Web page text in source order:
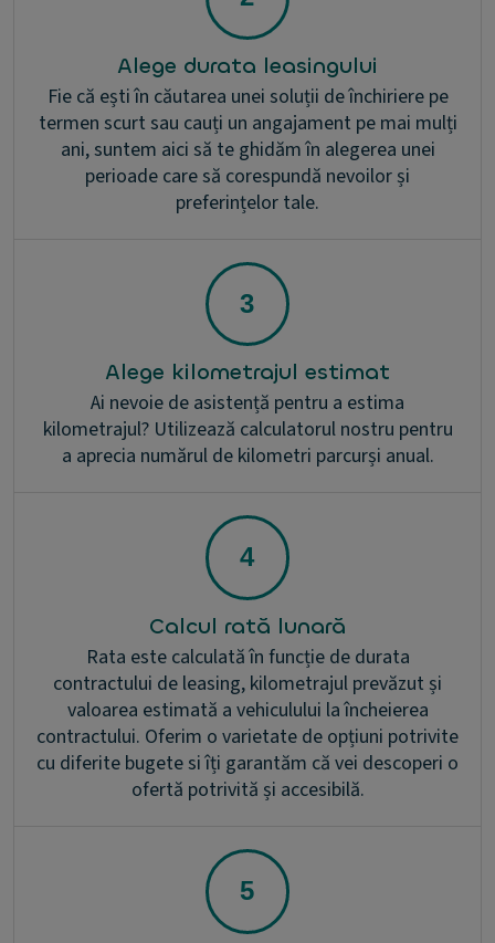
Alege durata leasingului
Fie că ești în căutarea unei soluții de închiriere pe
termen scurt sau cauți un angajament pe mai mulți
ani, suntem aici să te ghidăm în alegerea unei
perioade care să corespundă nevoilor și
preferințelor tale.
Alege kilometrajul estimat
Ai nevoie de asistență pentru a estima
kilometrajul? Utilizează calculatorul nostru pentru
a aprecia numărul de kilometri parcurși anual.
Calcul rată lunară
Rata este calculată în funcție de durata
contractului de leasing, kilometrajul prevăzut și
valoarea estimată a vehiculului la încheierea
contractului. Oferim o varietate de opțiuni potrivite
cu diferite bugete si îți garantăm că vei descoperi o
ofertă potrivită și accesibilă.